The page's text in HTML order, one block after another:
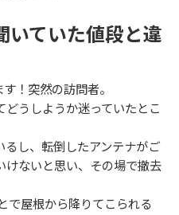
いていた値段と違
！突然の訪問者。
うしようか迷っていたとこ
し、転倒したアンテナがご
ないと思い、その場で撤去
で屋根から降りてこられる